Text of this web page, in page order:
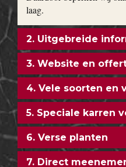
laag.
2. Uitgebreide
3. Website en
4. Vele soorten en
5. Speciale karren
6. Verse planten
7. Direct